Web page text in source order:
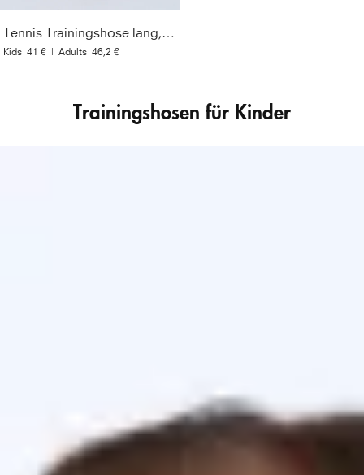
Tennis Trainingshose lang, rot
Kids 41 € | Adults 46,2 €
Trainingshosen für Kinder